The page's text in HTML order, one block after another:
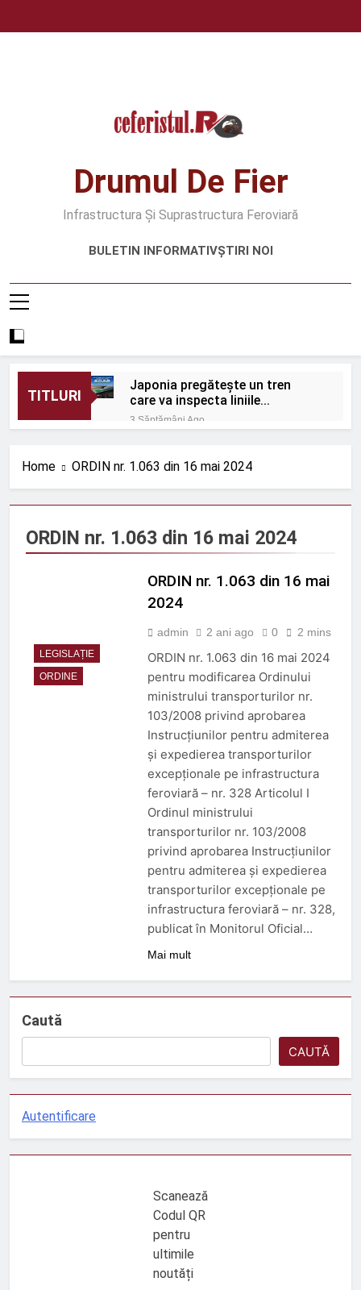
Drumul De Fier
Infrastructura Și Suprastructura Feroviară
BULETIN INFORMATIVȘTIRI NOI
TITLURI
Japonia pregătește un tren
care va inspecta liniile
Shinkansen cu o viteză de 320
km/h
3 Săptămâni Ago
capitalei
3 Săptămâni Ago
Protecție eficientă
împotriva zgomotului
ORDIN nr. 656 din 1 iulie
3 Săptămâni Ago
ORDIN nr. 670 din 9 iulie
2026
3 Săptămâni Ago
Rolul telecomenzii în
operațiuni feroviare mai
sigure
ROBEL MAȘINI ȘI SCULE
3 Luni Ago
Trenul push-pull cu două
niveluri al ÖBB
3 Luni Ago
ORDIN nr. 326 din 2 aprilie
2026
3 Luni Ago
DECIZIE nr. 24 din 12
februarie 2026
5 Luni Ago
Home ORDIN nr. 1.063 din 16 mai 2024
ORDIN nr. 1.063 din 16 mai 2024
LEGISLAȚIE
ORDINE
ORDIN nr. 1.063 din 16 mai
2024
admin 2 ani ago 0 2 mins
ORDIN nr. 1.063 din 16 mai 2024
pentru modificarea Ordinului
ministrului transporturilor nr.
103/2008 privind aprobarea
Instrucțiunilor pentru admiterea
și expedierea transporturilor
excepționale pe infrastructura
feroviară – nr. 328 Articolul I
Ordinul ministrului
transporturilor nr. 103/2008
privind aprobarea Instrucțiunilor
pentru admiterea și expedierea
transporturilor excepționale pe
infrastructura feroviară – nr. 328,
publicat în Monitorul Oficial…
Mai mult
Caută
CAUTĂ
Autentificare
Scanează
Codul QR
pentru
ultimile
noutăți